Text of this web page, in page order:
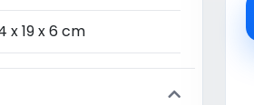
x 19 x 6 cm